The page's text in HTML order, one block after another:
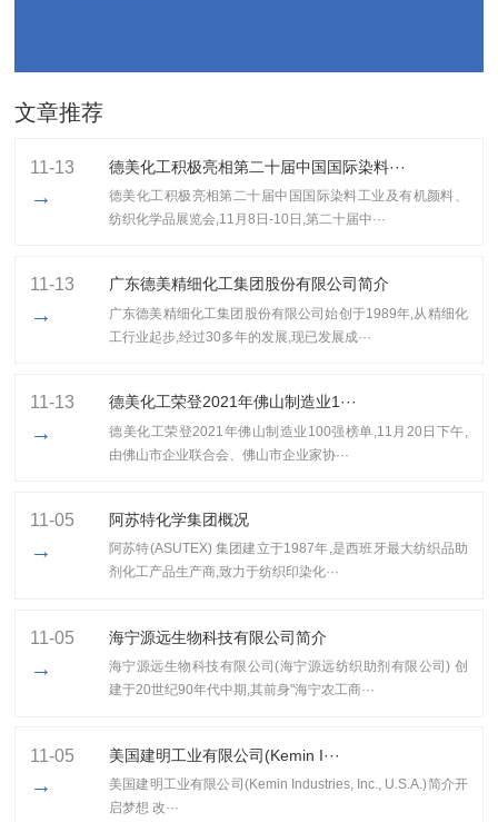
文章推荐
11-13
→
德美化工积极亮相第二十届中国国际染料···
德美化工积极亮相第二十届中国国际染料工业及有机颜料、
纺织化学品展览会,11月8日-10日,第二十届中···
11-13
→
广东德美精细化工集团股份有限公司简介
广东德美精细化工集团股份有限公司始创于1989年,从精细化
工行业起步,经过30多年的发展,现已发展成···
11-13
→
​德美化工荣登2021年佛山制造业1···
​德美化工荣登2021年佛山制造业100强榜单,11月20日下午,
由佛山市企业联合会、佛山市企业家协···
11-05
→
阿苏特化学集团概况
阿苏特(ASUTEX) 集团建立于1987年,是西班牙最大纺织品助
剂化工产品生产商,致力于纺织印染化···
11-05
→
海宁源远生物科技有限公司简介
海宁源远生物科技有限公司(海宁源远纺织助剂有限公司) 创
建于20世纪90年代中期,其前身"海宁农工商···
11-05
→
美国建明工业有限公司(Kemin I···
美国建明工业有限公司(Kemin Industries, Inc., U.S.A.)简介开
启梦想 改···